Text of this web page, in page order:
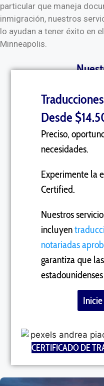
particular que maneja
inmigración, nuestros
lo ayudan a tener éxito en
Minneapolis.
Desde
Preciso,
necesidades.
Experimente la
Certified.
Nuestros
incluyen
notariadas
garantiza que
CERTIFICADO DE